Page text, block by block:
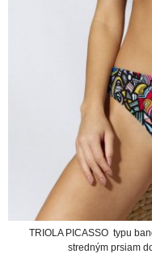
TRIOLA PICASSO typu
stredným prsiam